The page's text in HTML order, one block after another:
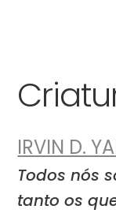
IRVIN D.
Todos nós
tanto os